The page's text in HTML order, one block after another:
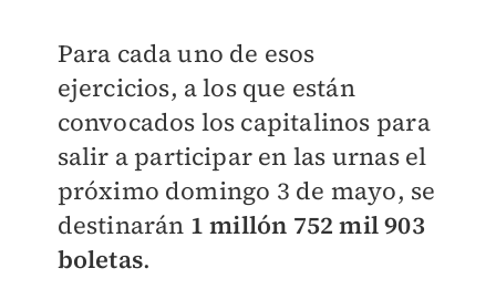
Para cada uno de esos
ejercicios, a los que están
convocados los capitalinos para
salir a participar en las urnas el
próximo domingo 3 de mayo, se
destinarán 1 millón 752 mil 903
boletas.